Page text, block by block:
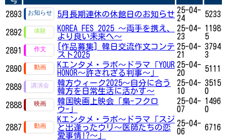
2893 5月長期連休の休館日のお知らせ 25-04-
24
5233
2892
KOREA FES 2025 ～両手を携え、
より良い未来へ～
25-04-
23
1198
5
2891
[作品募集] 韓日交流作文コンテ
スト2025
25-04-
21
3794
3
2890
Kエンタメ・ラボ～ドラマ「YOUR
HONOR～許されざる判事～」
25-04-
20
5111
2889
韓方ウィーク2025～自分に合う
韓方を日常生活に活かす～
25-04-
10
3515
0
2888
韓国映画上映会「梟-フクロ
ウ-」
25-04-
07
1496
0
2887
Kエンタメ・ラボ～ドラマ「スジ
と出逢ったウリ～医師たちの恋
愛事情!?～」
25-04-
06
6716